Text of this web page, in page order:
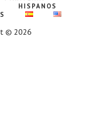
HISPANOS
© 2026